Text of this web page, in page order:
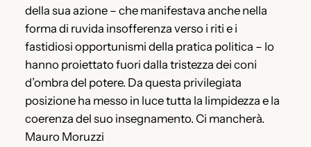
della sua azione – che manifestava anche nella
forma di ruvida insofferenza verso i riti e i
fastidiosi opportunismi della pratica politica – lo
hanno proiettato fuori dalla tristezza dei coni
d’ombra del potere. Da questa privilegiata
posizione ha messo in luce tutta la limpidezza e la
coerenza del suo insegnamento. Ci mancherà.
Mauro Moruzzi